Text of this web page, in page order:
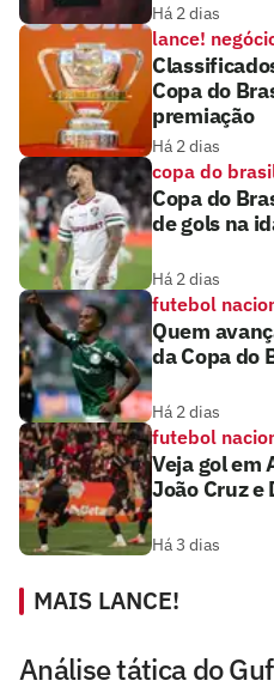
Há 2 dias
lance!
Copa do
premiação
Há 2 dias
copa do
Copa do
de gols na
Há 2 dias
futebol
Quem
da Copa do
Há 2 dias
futebol
Veja gol em
João Cruz e
Há 3 dias
MAIS LANCE!
Análise tática do